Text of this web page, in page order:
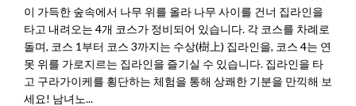
이 가득한 숲속에서 나무 위를 올라 나무 사이를 건너 집라인을
타고 내려오는 4개 코스가 정비되어 있습니다. 각 코스를 차례로
돌며, 코스 1부터 코스 3까지는 수상(樹上) 집라인을, 코스 4는 연
못 위를 가로지르는 집라인을 즐기실 수 있습니다. 집라인을 타
고 구라가이케를 횡단하는 체험을 통해 상쾌한 기분을 만끽해 보
세요! 남녀노...